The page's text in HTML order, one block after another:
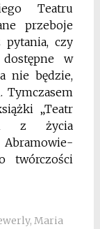
Teatru
przeboje
pytania, czy
w
nie będzie,
Tymczasem
„Teatr
z życia
Abramowie-
twórczości
, Maria